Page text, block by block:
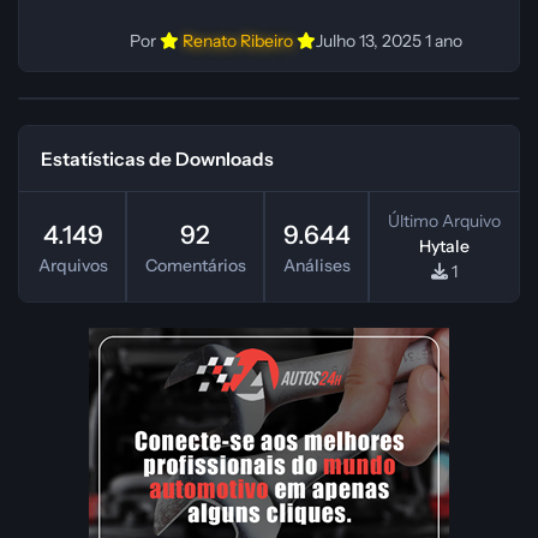
Por Renato Ribeiro Julho 13, 20251 ano
Estatísticas de Downloads
4.149
Arquivos
92
Comentários
9.644
Análises
Último Arquivo
Hytale
1